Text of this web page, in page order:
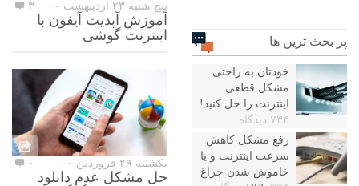
پر بحث ترین ها
خودتان به راحتی
مشکل قطعی
اینترنت را حل کنید!
۷۳۴ دیدگاه
رفع مشکل کاهش
سرعت اینترنت و یا
خاموش شدن چراغ
پنج شنبه ۲۳ اردیبهشت ۰۰ ۳
آموزش آپدیت آیفون با
اینترنت گوشی
یکشنبه ۲۹ فروردین ۰۰ ۰
حل مشکل عدم دانلود